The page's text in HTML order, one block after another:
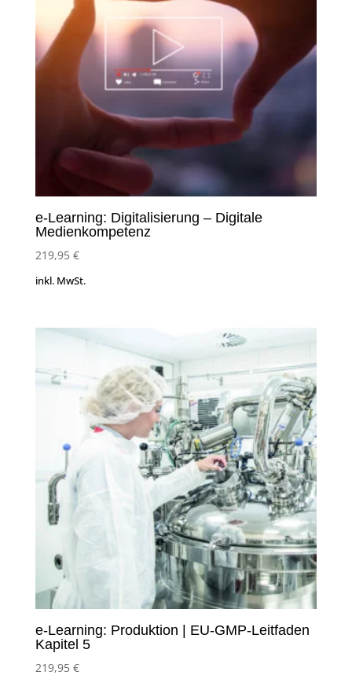
e-Learning: Digitalisierung – Digitale
Medienkompetenz
219,95 €
inkl. MwSt.
e-Learning: Produktion | EU-GMP-Leitfaden
Kapitel 5
219,95 €